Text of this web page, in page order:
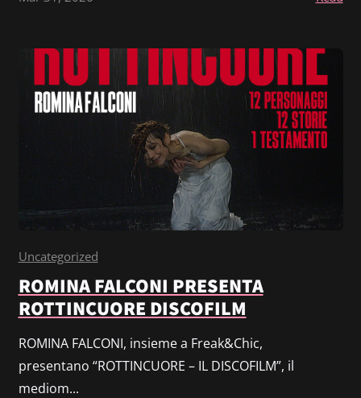
Uncategorized
ROMINA FALCONI PRESENTA
ROTTINCUORE DISCOFILM
ROMINA FALCONI, insieme a Freak&Chic,
presentano “ROTTINCUORE – IL DISCOFILM”, il
mediom...